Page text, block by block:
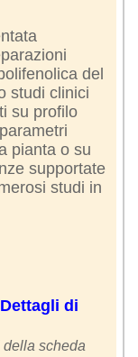
del
studi clinici
su profilo
pianta o su
supportate
studi in
di
della scheda